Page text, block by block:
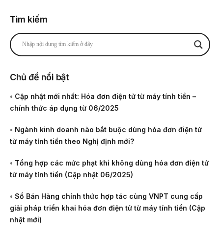
Tìm kiếm
Chủ đề nổi bật
• Cập nhật mới nhất: Hóa đơn điện tử từ máy tính tiền –
chính thức áp dụng từ 06/2025
• Ngành kinh doanh nào bắt buộc dùng hóa đơn điện tử
từ máy tính tiền theo Nghị định mới?
• Tổng hợp các mức phạt khi không dùng hóa đơn điện tử
từ máy tính tiền (Cập nhật 06/2025)
• Sổ Bán Hàng chính thức hợp tác cùng VNPT cung cấp
giải pháp triển khai hóa đơn điện tử từ máy tính tiền (Cập
nhật mới)